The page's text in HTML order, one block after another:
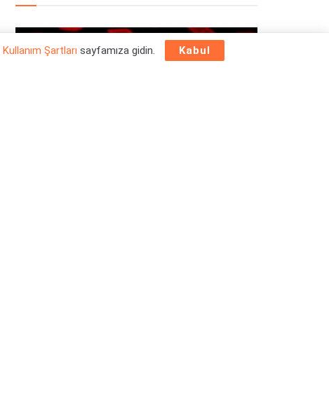
Kullanım Şartları sayfamıza gidin. Kabul